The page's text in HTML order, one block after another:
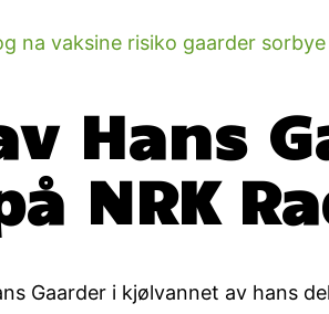
Hans
NRK
Gaarder i kjølvannet av hans